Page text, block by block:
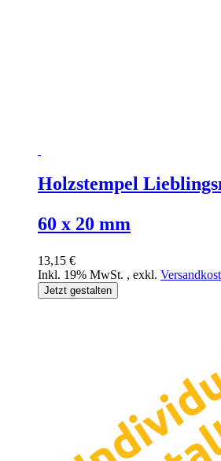
Holzstempel
60 x 20 mm
13,15 €
Inkl. 19% MwSt. , exkl.
Jetzt gestalten